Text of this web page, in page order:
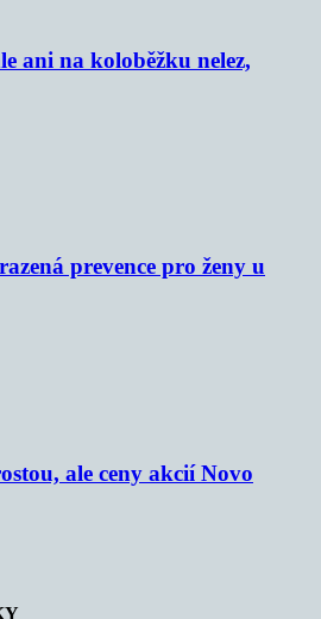
ani na koloběžku nelez,
prevence pro ženy u
ale ceny akcií Novo